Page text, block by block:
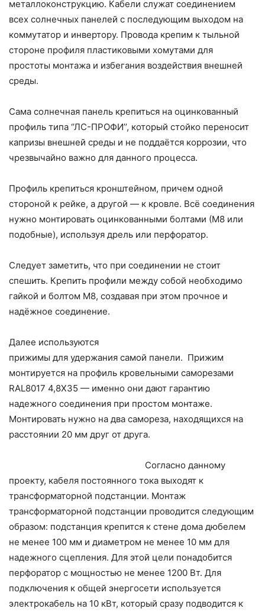
металлоконструкцию. Кабели служат соединением
всех солнечных панелей с последующим выходом на
коммутатор и инвертору. Провода крепим к тыльной
стороне профиля пластиковыми хомутами для
простоты монтажа и избегания воздействия внешней
среды.
Сама солнечная панель крепиться на оцинкованный
профиль типа ‘’ЛС-ПРОФИ’’, который стойко переносит
капризы внешней среды и не поддаётся коррозии, что
чрезвычайно важно для данного процесса.
Профиль крепиться кронштейном, причем одной
стороной к рейке, а другой — к кровле. Всё соединения
нужно монтировать оцинкованными болтами (М8 или
подобные), используя дрель или перфоратор.
Следует заметить, что при соединении не стоит
спешить. Крепить профили между собой необходимо
гайкой и болтом М8, создавая при этом прочное и
надёжное соединение.
Далее используются
прижимы для удержания самой панели. Прижим
монтируется на профиль кровельными саморезами
RAL8017 4,8Х35 — именно они дают гарантию
надежного соединения при простом монтаже.
Монтировать нужно на два самореза, находящихся на
расстоянии 20 мм друг от друга.
Согласно данному
проекту, кабеля постоянного тока выходят к
трансформаторной подстанции. Монтаж
трансформаторной подстанции проводится следующим
образом: подстанция крепится к стене дома дюбелем
не менее 100 мм и диаметром не менее 10 мм для
надежного сцепления. Для этой цели понадобится
перфоратор с мощностью не менее 1200 Вт. Для
подключения к общей энергосети используется
электрокабель на 10 кВт, который сразу подводится к